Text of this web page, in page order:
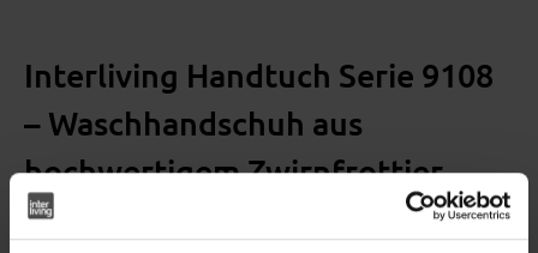
Interliving Handtuch Serie 9108
– Waschhandschuh aus
hochwertigem Zwirnfrottier